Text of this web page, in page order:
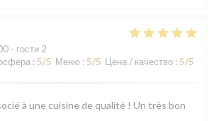
- гости 2
: 5/5 Меню : 5/5 Цена / качество : 5/5
à une cuisine de qualité ! Un très bon